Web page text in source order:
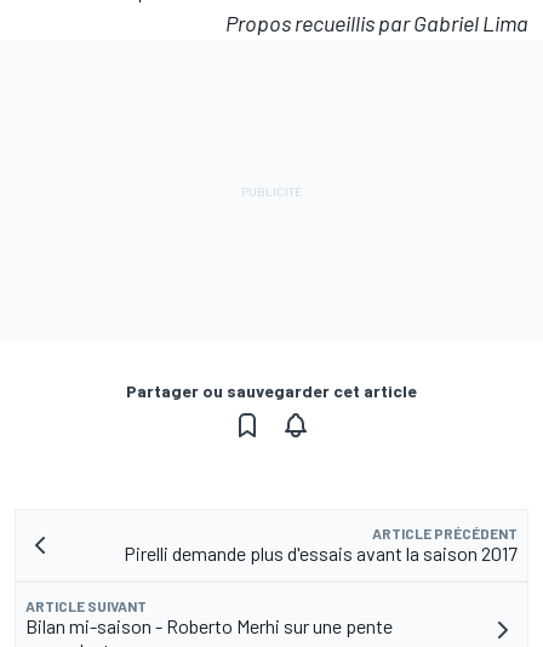
Propos recueillis par Gabriel Lima
Partager ou sauvegarder cet article
ARTICLE PRÉCÉDENT
Pirelli demande plus d'essais avant la saison 2017
ARTICLE SUIVANT
Bilan mi-saison - Roberto Merhi sur une pente